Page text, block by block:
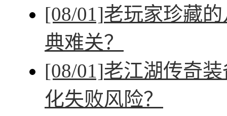
[08/01]老玩家珍藏
典难关？
[08/01]老江湖传奇
化失败风险？